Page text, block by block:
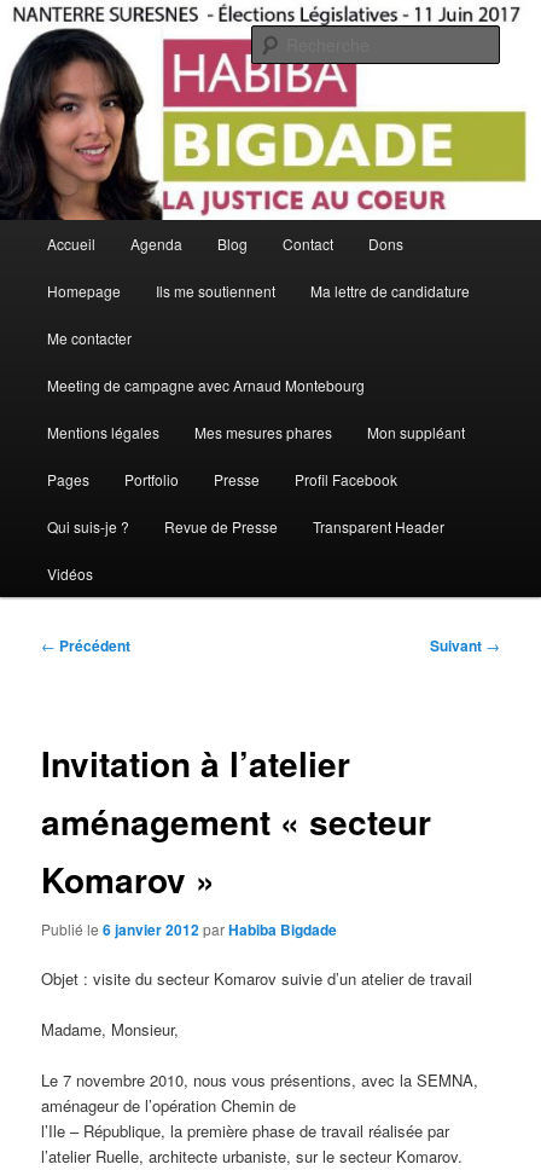
Aller
contenu
principalHabiba Bigdade
La Justice Au Coeur
principal
Accueil Agenda Blog Contact Dons
Homepage Ils me soutiennent Ma lettre de candidature
Me contacter
Meeting de campagne avec Arnaud Montebourg
Mentions légales Mes mesures phares Mon suppléant
Pages Portfolio Presse Profil Facebook
Qui suis-je ? Revue de Presse Transparent Header
Vidéos
Navigation
← Précédent Suivant →
Invitation à l’atelier
aménagement « secteur
Komarov »
Publié le6 janvier 2012parHabiba Bigdade
Objet : visite du secteur Komarov suivie d’un atelier de travail
Madame, Monsieur,
Le 7 novembre 2010, nous vous présentions, avec la SEMNA,
aménageur de l’opération Chemin de
l’Ile – République, la première phase de travail réalisée par
l’atelier Ruelle, architecte urbaniste, sur le secteur Komarov.